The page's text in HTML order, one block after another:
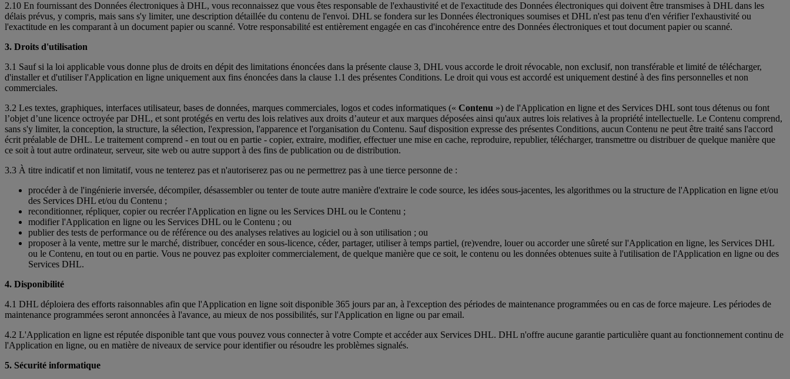
2.10 En fournissant des Données électroniques à DHL, vous reconnaissez que vous êtes responsable de l'exhaustivité et de l'exactitude des Données électroniques qui doivent être transmises à DHL dans les
délais prévus, y compris, mais sans s'y limiter, une description détaillée du contenu de l'envoi. DHL se fondera sur les Données électroniques soumises et DHL n'est pas tenu d'en vérifier l'exhaustivité ou
l'exactitude en les comparant à un document papier ou scanné. Votre responsabilité est entièrement engagée en cas d'incohérence entre des Données électroniques et tout document papier ou scanné.
3. Droits d'utilisation
3.1 Sauf si la loi applicable vous donne plus de droits en dépit des limitations énoncées dans la présente clause 3, DHL vous accorde le droit révocable, non exclusif, non transférable et limité de télécharger,
d'installer et d'utiliser l'Application en ligne uniquement aux fins énoncées dans la clause 1.1 des présentes Conditions. Le droit qui vous est accordé est uniquement destiné à des fins personnelles et non
commerciales.
3.2 Les textes, graphiques, interfaces utilisateur, bases de données, marques commerciales, logos et codes informatiques (« Contenu ») de l'Application en ligne et des Services DHL sont tous détenus ou font
l’objet d’une licence octroyée par DHL, et sont protégés en vertu des lois relatives aux droits d’auteur et aux marques déposées ainsi qu'aux autres lois relatives à la propriété intellectuelle. Le Contenu comprend,
sans s'y limiter, la conception, la structure, la sélection, l'expression, l'apparence et l'organisation du Contenu. Sauf disposition expresse des présentes Conditions, aucun Contenu ne peut être traité sans l'accord
écrit préalable de DHL. Le traitement comprend - en tout ou en partie - copier, extraire, modifier, effectuer une mise en cache, reproduire, republier, télécharger, transmettre ou distribuer de quelque manière que
ce soit à tout autre ordinateur, serveur, site web ou autre support à des fins de publication ou de distribution.
3.3 À titre indicatif et non limitatif, vous ne tenterez pas et n'autoriserez pas ou ne permettrez pas à une tierce personne de :
procéder à de l'ingénierie inversée, décompiler, désassembler ou tenter de toute autre manière d'extraire le code source, les idées sous-jacentes, les algorithmes ou la structure de l'Application en ligne et/ou
des Services DHL et/ou du Contenu ;
reconditionner, répliquer, copier ou recréer l'Application en ligne ou les Services DHL ou le Contenu ;
modifier l'Application en ligne ou les Services DHL ou le Contenu ; ou
publier des tests de performance ou de référence ou des analyses relatives au logiciel ou à son utilisation ; ou
proposer à la vente, mettre sur le marché, distribuer, concéder en sous-licence, céder, partager, utiliser à temps partiel, (re)vendre, louer ou accorder une sûreté sur l'Application en ligne, les Services DHL
ou le Contenu, en tout ou en partie. Vous ne pouvez pas exploiter commercialement, de quelque manière que ce soit, le contenu ou les données obtenues suite à l'utilisation de l'Application en ligne ou des
Services DHL.
4. Disponibilité
4.1 DHL déploiera des efforts raisonnables afin que l'Application en ligne soit disponible 365 jours par an, à l'exception des périodes de maintenance programmées ou en cas de force majeure. Les périodes de
maintenance programmées seront annoncées à l'avance, au mieux de nos possibilités, sur l'Application en ligne ou par email.
4.2 L'Application en ligne est réputée disponible tant que vous pouvez vous connecter à votre Compte et accéder aux Services DHL. DHL n'offre aucune garantie particulière quant au fonctionnement continu de
l'Application en ligne, ou en matière de niveaux de service pour identifier ou résoudre les problèmes signalés.
5. Sécurité informatique